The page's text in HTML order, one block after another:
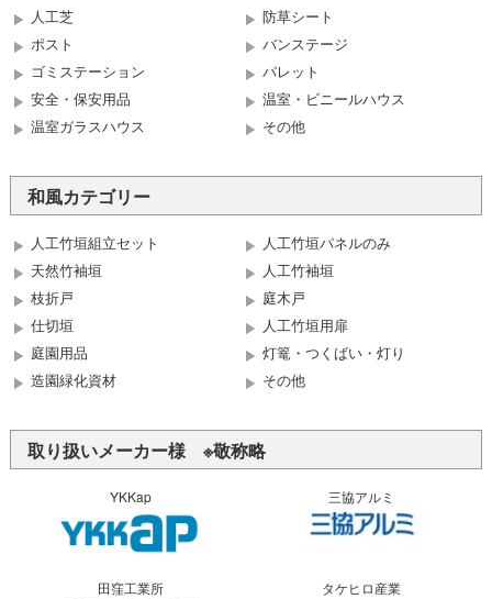
人工芝
防草シート
ポスト
バンステージ
ゴミステーション
パレット
安全・保安用品
温室・ビニールハウス
温室ガラスハウス
その他
和風カテゴリー
人工竹垣組立セット
人工竹垣パネルのみ
天然竹袖垣
人工竹袖垣
枝折戸
庭木戸
仕切垣
人工竹垣用扉
庭園用品
灯篭・つくばい・灯り
造園緑化資材
その他
取り扱いメーカー様 ※敬称略
YKKap 三協アルミ
田窪工業所 タケヒロ産業